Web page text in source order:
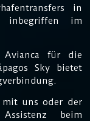
in
inbegriffen im
Avianca für die
Sky bietet
mit uns oder der
beim